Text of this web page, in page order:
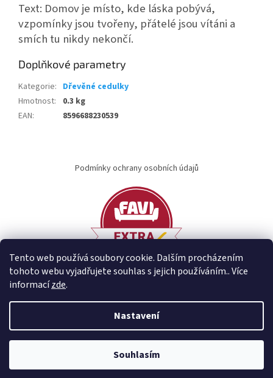
Tento web používá soubory cookie. Dalším procházením
tohoto webu vyjadřujete souhlas s jejich používáním.. Více
informacízde.
Nastavení
Souhlasím
Text: Domov je místo, kde láska pobývá,
vzpomínky jsou tvořeny, přátelé jsou vítáni a
smích tu nikdy nekončí.
Doplňkové parametry
Kategorie: Dřevěné cedulky
Hmotnost:
0.3 kg
EAN: 8596688230539
Podmínky ochrany osobních údajů
Copyright 2026idary.cz. Všechna práva vyhrazena.